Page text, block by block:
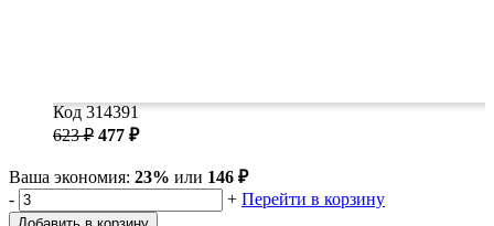
Код 314391
623 ₽ 477 ₽
Ваша экономия: 23% или 146 ₽
-
+ Перейти в корзину